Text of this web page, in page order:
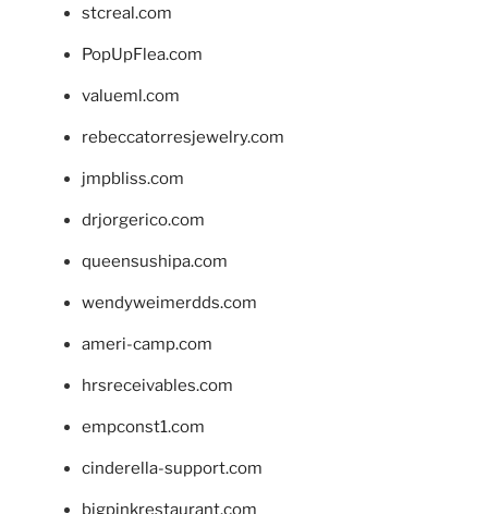
stcreal.com
PopUpFlea.com
valueml.com
rebeccatorresjewelry.com
jmpbliss.com
drjorgerico.com
queensushipa.com
wendyweimerdds.com
ameri-camp.com
hrsreceivables.com
empconst1.com
cinderella-support.com
bigpinkrestaurant.com